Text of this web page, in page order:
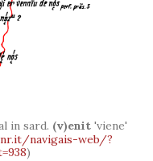
in sard. (v)enit'viene'
navigais-web/?
)